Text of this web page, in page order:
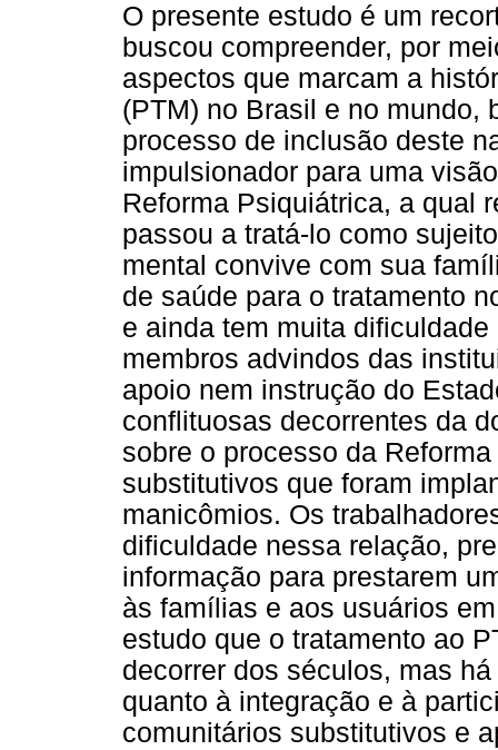
O presente estudo é um
buscou compreender, por
aspectos que marcam a
(PTM) no Brasil e no mundo,
processo de inclusão deste
impulsionador para uma
Reforma Psiquiátrica, a qual
passou a tratá-lo como
mental convive com sua
de saúde para o tratamento
e ainda tem muita
membros advindos das
apoio nem instrução do
conflituosas decorrentes da
sobre o processo da
substitutivos que foram
manicômios. Os
dificuldade nessa relação,
informação para prestarem
às famílias e aos usuários
estudo que o tratamento ao
decorrer dos séculos, mas
quanto à integração e à
comunitários substitutivos e